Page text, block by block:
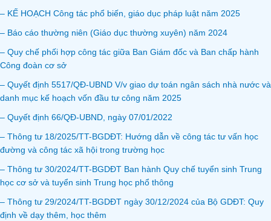
– KẾ HOẠCH Công tác phổ biến, giáo dục pháp luật năm 2025
– Báo cáo thường niên (Giáo dục thường xuyên) năm 2024
– Quy chế phối hợp công tác giữa Ban Giám đốc và Ban chấp hành
Công đoàn cơ sở
– Quyết định 5517/QĐ-UBND V/v giao dự toán ngân sách nhà nước và
danh mục kế hoạch vốn đầu tư công năm 2025
– Quyết định 66/QĐ-UBND, ngày 07/01/2022
– Thông tư 18/2025/TT-BGDĐT: Hướng dẫn về công tác tư vấn học
đường và công tác xã hội trong trường học
– Thông tư 30/2024/TT-BGDĐT Ban hành Quy chế tuyển sinh Trung
học cơ sở và tuyển sinh Trung học phổ thông
– Thông tư 29/2024/TT-BGDĐT ngày 30/12/2024 của Bộ GDĐT: Quy
định về dạy thêm, học thêm